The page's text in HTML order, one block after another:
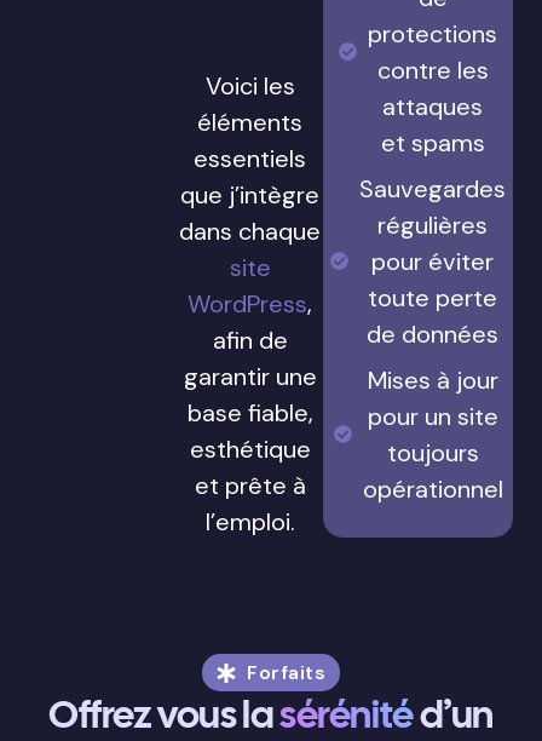
Voici les
éléments
essentiels
que j’intègre
dans chaque
site
WordPress,
afin de
garantir une
base fiable,
esthétique
et prête à
l’emploi.
protections
contre les
attaques
et spams
Sauvegardes
régulières
pour éviter
toute perte
de données
Mises à jour
pour un site
toujours
opérationnel
Forfaits
Offrez vous lasérénitéd’un